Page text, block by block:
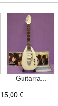
Guitarra...
15,00 €